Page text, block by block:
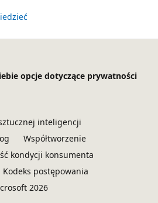
opcje dotyczące prywatności
inteligencji
Współtworzenie
kondycji konsumenta
Kodeks postępowania
2026